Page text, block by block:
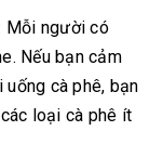
Mỗi người có
Nếu bạn cảm
cà phê, bạn
loại cà phê ít